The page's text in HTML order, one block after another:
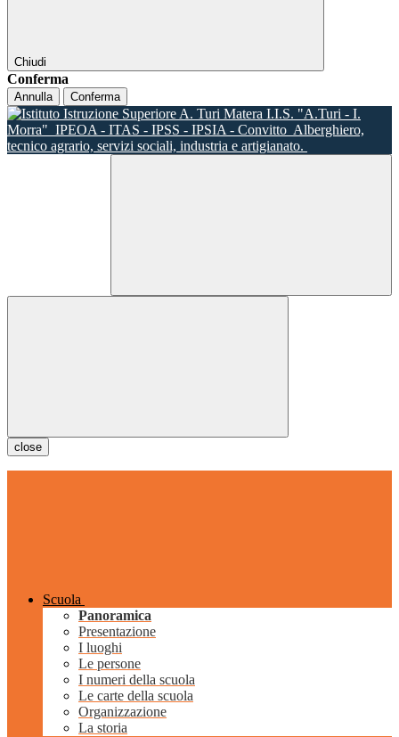
Chiudi
Conferma
Annulla Conferma
I.I.S. "A.Turi - I.
Morra" IPEOA - ITAS - IPSS - IPSIA - Convitto Alberghiero,
tecnico agrario, servizi sociali, industria e artigianato.
close
Scuola
Panoramica
Presentazione
I luoghi
Le persone
I numeri della scuola
Le carte della scuola
Organizzazione
La storia